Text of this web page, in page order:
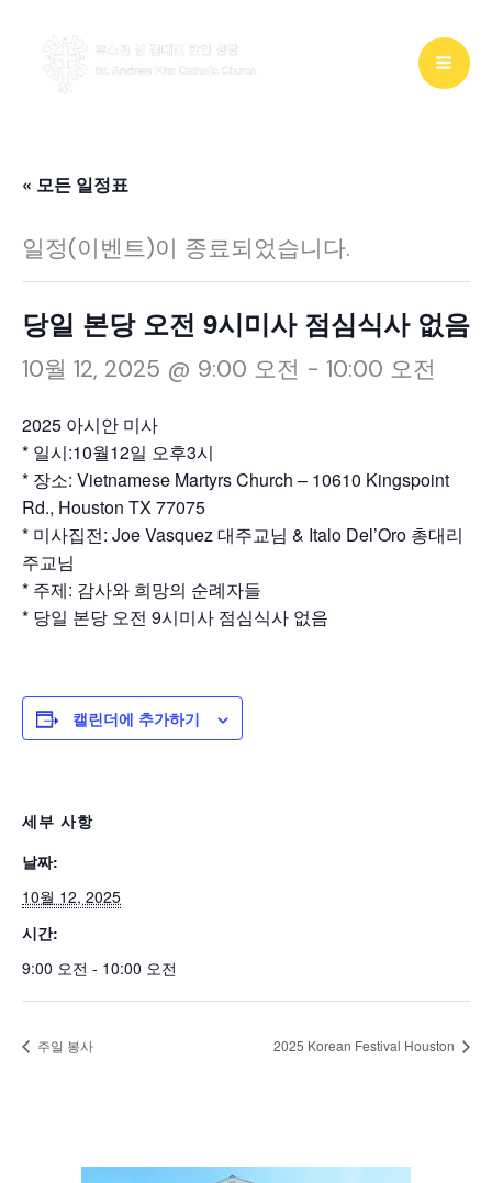
« 모든 일정표
일정(이벤트)이 종료되었습니다.
당일 본당 오전 9시미사 점심식사 없음
10월 12, 2025 @ 9:00 오전 - 10:00 오전
2025 아시안 미사
* 일시:10월12일 오후3시
* 장소: Vietnamese Martyrs Church – 10610 Kingspoint
Rd., Houston TX 77075
* 미사집전: Joe Vasquez 대주교님 & Italo Del’Oro 총대리
주교님
* 주제: 감사와 희망의 순례자들
* 당일 본당 오전 9시미사 점심식사 없음
캘린더에 추가하기
세부 사항
날짜:
10월 12, 2025
시간:
9:00 오전 - 10:00 오전
주일 봉사 2025 Korean Festival Houston